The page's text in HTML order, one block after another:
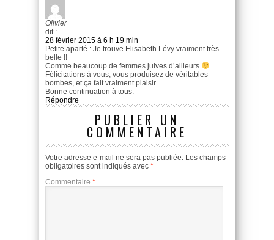
Olivier
dit :
28 février 2015 à 6 h 19 min
Petite aparté : Je trouve Elisabeth Lévy vraiment très
belle !!
Comme beaucoup de femmes juives d’ailleurs
Félicitations à vous, vous produisez de véritables
bombes, et ça fait vraiment plaisir.
Bonne continuation à tous.
Répondre
PUBLIER UN
COMMENTAIRE
Votre adresse e-mail ne sera pas publiée. Les champs
obligatoires sont indiqués avec *
Commentaire *